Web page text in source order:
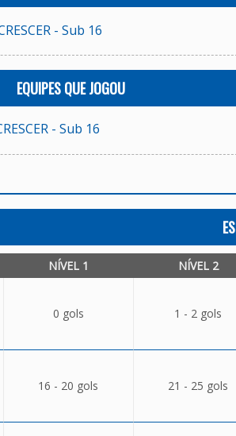
- Sub 16
EQUIPES QUE JOGOU
- Sub 16
NÍVEL 1 NÍVEL 2
0 gols 1 - 2 gols
16 - 20 gols 21 - 25 gols